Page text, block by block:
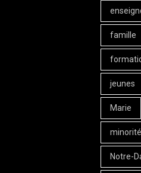
famille
jeunes
Marie
Notre-